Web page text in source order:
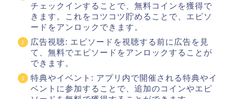
チェックインすることで、無料コインを獲得で
きます。これをコツコツ貯めることで、エピソ
ードをアンロックできます。
広告視聴: エピソードを視聴する前に広告を見
て、無料でエピソードをアンロックすることが
できます。
特典やイベント: アプリ内で開催される特典やイ
ベントに参加することで、追加のコインやエピ